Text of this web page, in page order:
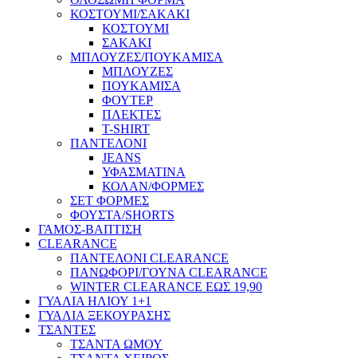
ΚΟΣΤΟΥΜΙ/ΣΑΚΑΚΙ
ΚΟΣΤΟΥΜΙ
ΣΑΚΑΚΙ
ΜΠΛΟΥΖΕΣ/ΠΟΥΚΑΜΙΣΑ
ΜΠΛΟΥΖΕΣ
ΠΟΥΚΑΜΙΣΑ
ΦΟΥΤΕΡ
ΠΛΕΚΤΕΣ
T-SHIRT
ΠΑΝΤΕΛΟΝΙ
JEANS
ΥΦΑΣΜΑΤΙΝΑ
ΚΟΛΑΝ/ΦΟΡΜΕΣ
ΣΕΤ ΦΟΡΜΕΣ
ΦΟΥΣΤΑ/SHORTS
ΓΑΜΟΣ-ΒΑΠΤΙΣΗ
CLEARANCE
ΠΑΝΤΕΛΟΝΙ CLEARANCE
ΠΑΝΩΦΟΡΙ/ΓΟΥΝΑ CLEARANCE
WINTER CLEARANCE ΕΩΣ 19,90
ΓΥΑΛΙΑ ΗΛΙΟΥ 1+1
ΓΥΑΛΙΑ ΞΕΚΟΥΡΑΣΗΣ
ΤΣΑΝΤΕΣ
ΤΣΑΝΤΑ ΩΜΟΥ